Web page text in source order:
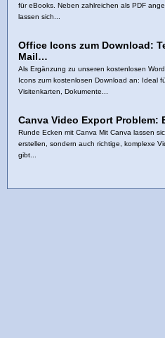
für eBooks. Neben zahlreichen als PDF
lassen sich...
Office Icons zum Download:
Mail…
Als Ergänzung zu unseren kostenlosen
Icons zum kostenlosen Download an: Ideal
Visitenkarten, Dokumente...
Canva Video Export Problem:
Runde Ecken mit Canva Mit Canva lassen
erstellen, sondern auch richtige, komplexe
gibt...